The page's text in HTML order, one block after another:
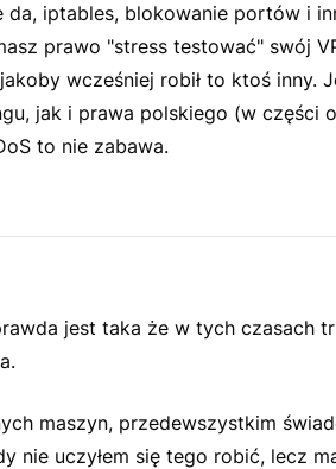
da, iptables, blokowanie portów i
prawo "stress testować" swój
wcześniej robił to ktoś inny.
jak i prawa polskiego (w części o
to nie zabawa.
jest taka że w tych czasach
maszyn, przedewszystkim
nie uczyłem się tego robić, lecz